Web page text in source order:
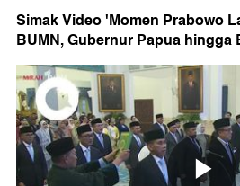
Simak Video 'Momen Prabowo
BUMN, Gubernur Papua hingga